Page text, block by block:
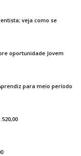
veja como se
oportunidade Jovem
para meio período